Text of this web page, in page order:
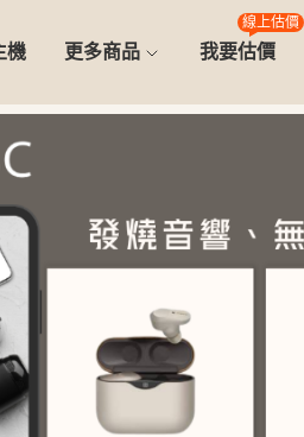
機 更多商品 我要估價
線上估價
二手 iPhone